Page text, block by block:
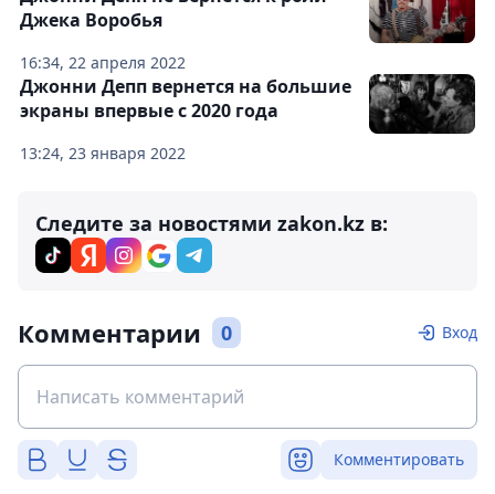
16:34, 22 апреля 2022
Джека Воробья
13:24, 23 января 2022
Джонни Депп вернется на большие
экраны впервые с 2020 года
Следите за новостями zakon.kz в:
Комментарии 0 Вход
Комментировать